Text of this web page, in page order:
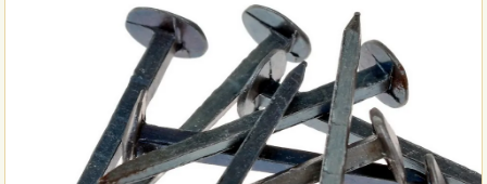
Zahlungsweisen